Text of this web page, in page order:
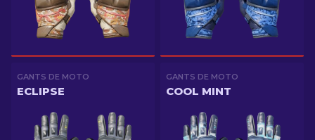
GANTS DE MOTO
ECLIPSE
GANTS DE MOTO
COOL MINT